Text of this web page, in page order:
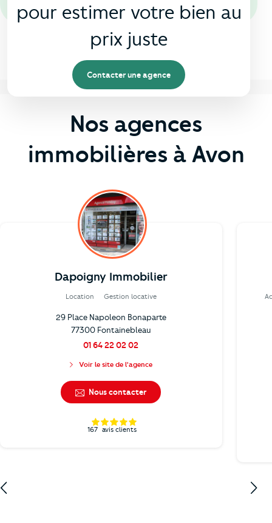
pour estimer votre bien au
prix juste
Contacter une agence
Nos agences
immobilières à Avon
Dapoigny Immobilier
Location Gestion locative
29 Place Napoleon Bonaparte
77300 Fontainebleau
01 64 22 02 02
Voir le site de l'agence
Nous contacter
167 avis clients